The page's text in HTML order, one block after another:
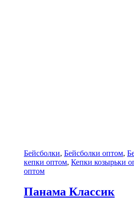
Бейсболки, Бейсболки оптом,
кепки оптом, Кепки козырьки
оптом
Панама Классик